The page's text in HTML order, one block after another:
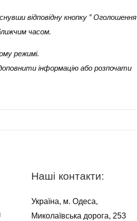
відповідну кнопку ” Оголошення
часом.
режимі.
інформацію або розпочати
Наші контакти:
Україна, м. Одеса,
Миколаївська дорога, 253